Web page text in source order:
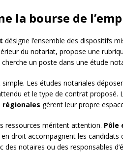
la bourse de
désigne l’ensemble des dispositifs
du notariat, propose une
un poste dans une étude
Les études notariales
et le type de contrat
régionales gèrent leur propre
ressources méritent attention. Pôle
droit accompagnent les
notaires ou des responsables